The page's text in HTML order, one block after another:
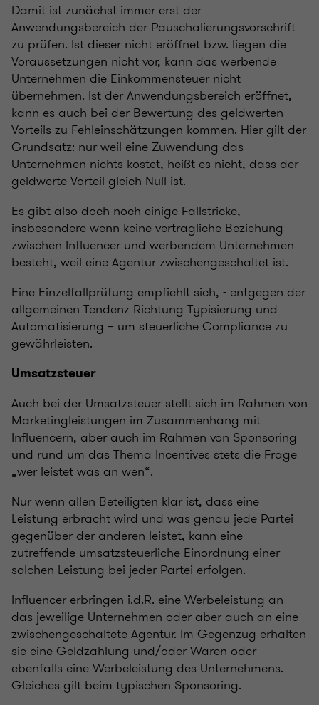
Damit ist zunächst immer erst der
Anwendungsbereich der Pauschalierungsvorschrift
zu prüfen. Ist dieser nicht eröffnet bzw. liegen die
Voraussetzungen nicht vor, kann das werbende
Unternehmen die Einkommensteuer nicht
übernehmen. Ist der Anwendungsbereich eröffnet,
kann es auch bei der Bewertung des geldwerten
Vorteils zu Fehleinschätzungen kommen. Hier gilt der
Grundsatz: nur weil eine Zuwendung das
Unternehmen nichts kostet, heißt es nicht, dass der
geldwerte Vorteil gleich Null ist.
Es gibt also doch noch einige Fallstricke,
insbesondere wenn keine vertragliche Beziehung
zwischen Influencer und werbendem Unternehmen
besteht, weil eine Agentur zwischengeschaltet ist.
Eine Einzelfallprüfung empfiehlt sich, - entgegen der
allgemeinen Tendenz Richtung Typisierung und
Automatisierung – um steuerliche Compliance zu
gewährleisten.
Umsatzsteuer
Auch bei der Umsatzsteuer stellt sich im Rahmen von
Marketingleistungen im Zusammenhang mit
Influencern, aber auch im Rahmen von Sponsoring
und rund um das Thema Incentives stets die Frage
„wer leistet was an wen“.
Nur wenn allen Beteiligten klar ist, dass eine
Leistung erbracht wird und was genau jede Partei
gegenüber der anderen leistet, kann eine
zutreffende umsatzsteuerliche Einordnung einer
solchen Leistung bei jeder Partei erfolgen.
Influencer erbringen i.d.R. eine Werbeleistung an
das jeweilige Unternehmen oder aber auch an eine
zwischengeschaltete Agentur. Im Gegenzug erhalten
sie eine Geldzahlung und/oder Waren oder
ebenfalls eine Werbeleistung des Unternehmens.
Gleiches gilt beim typischen Sponsoring.